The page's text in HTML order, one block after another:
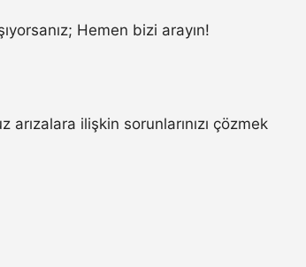
Hemen bizi arayın!
ilişkin sorunlarınızı çözmek